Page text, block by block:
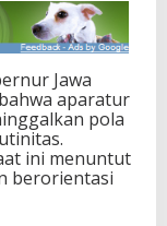
Jawa
aparatur
pola
ini menuntut
berorientasi